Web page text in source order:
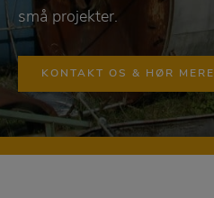
små projekter.
KONTAKT OS & HØR MERE